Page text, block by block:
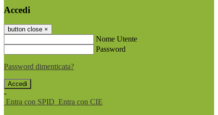
Accedi
button close ×
Nome Utente
Password
Password dimenticata?
-
Entra con SPID Entra con CIE